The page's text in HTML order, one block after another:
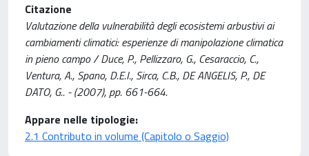
Citazione
Valutazione della vulnerabilità degli ecosistemi arbustivi ai
cambiamenti climatici: esperienze di manipolazione climatica
in pieno campo / Duce, P., Pellizzaro, G., Cesaraccio, C.,
Ventura, A., Spano, D.E.I., Sirca, C.B., DE ANGELIS, P., DE
DATO, G.. - (2007), pp. 661-664.
Appare nelle tipologie:
2.1 Contributo in volume (Capitolo o Saggio)